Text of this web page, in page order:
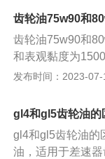
粘度品级的要求
号的要求。GL-5
目前是比较高的
温度超高的原因
温度升高，此时
齿轮油75w90和
齿轮油75w90和
和表观黏度为
0、85W/90、90
中的应用很早就
轮齿：齿轮上的
排列。配对齿轮
发布时间：2023-
gl4和gl5齿轮油的
gl4和gl5齿轮油的
油，适用于差速